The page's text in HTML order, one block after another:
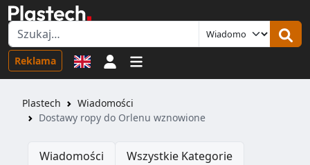
Reklama Logowanie
Plastech
Wiadomości
Dostawy ropy do Orlenu wznowione
Wiadomości Wszystkie Kategorie